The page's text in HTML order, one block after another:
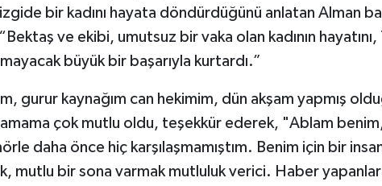
bir kadını hayata döndürdüğünü anlatan Alman
ve ekibi, umutsuz bir vaka olan kadının hayatını,
büyük bir başarıyla kurtardı.”
gurur kaynağım can hekimim, dün akşam yapmış
çok mutlu oldu, teşekkür ederek, "Ablam
daha önce hiç karşılaşmamıştım. Benim için bir
mutlu bir sona varmak mutluluk verici. Haber